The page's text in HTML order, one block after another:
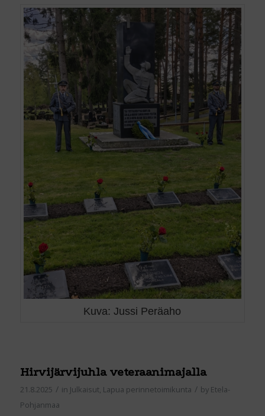
Kuva: Jussi Peräaho
Hirvijärvijuhla veteraanimajalla
21.8.2025 / in Julkaisut, Lapua perinnetoimikunta / by Etela-
Pohjanmaa